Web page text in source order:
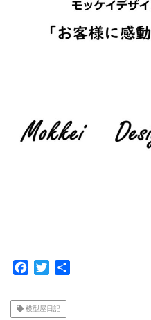
c
e
i
t
模型屋日記